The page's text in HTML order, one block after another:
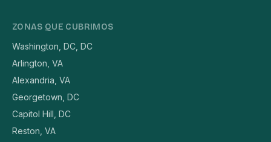
ZONAS QUE CUBRIMOS
Washington, DC, DC
Arlington, VA
Alexandria, VA
Georgetown, DC
Capitol Hill, DC
Reston, VA